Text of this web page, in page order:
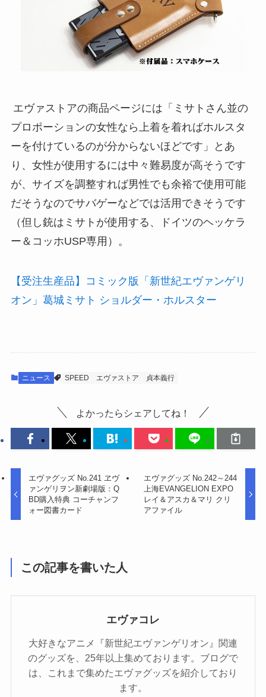
エヴァストアの商品ページには「ミサトさん並の
プロポーションの女性なら上着を着ればホルスタ
ーを付けているのが分からないほどです」とあ
り、女性が使用するには中々難易度が高そうです
が、サイズを調整すれば男性でも余裕で使用可能
だそうなのでサバゲーなどでは活用できそうです
（但し銃はミサトが使用する、ドイツのヘッケラ
ー＆コッホUSP専用）。
【受注生産品】コミック版「新世紀エヴァンゲリ
オン」葛城ミサト ショルダー・ホルスター
ニュース SPEED エヴァストア 貞本義行
よかったらシェアしてね！
エヴァグッズ No.241 ヱヴ
ァンゲリヲン新劇場版：Q
BD購入特典 コーチャンフ
ォー図書カード
エヴァグッズ No.242～244
上海EVANGELION EXPO
レイ＆アスカ＆マリ クリ
アファイル
この記事を書いた人
エヴァコレ
大好きなアニメ『新世紀エヴァンゲリオン』関連
のグッズを、25年以上集めております。ブログで
は、これまで集めたエヴァグッズを紹介しており
ます。